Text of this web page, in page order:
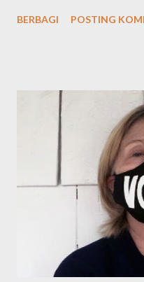
aku pikirkan Dunia saja
kapan Corona Hilang Ingin
alam Suara ombak, gunung,
Merana di Masa Corona
habisnya Sebelum Corona
yang baru di putuskan *)
Galau dengan Corona
BERBAGI POSTING